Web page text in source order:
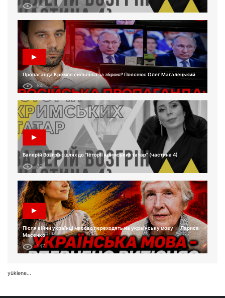
64
Пропаганда Кремля сильніша за зброю? Пояснює Олег Магалецький
84
Валерій Возгрін: шлях до “Історії кримських татар” (частина 4)
72
Після війни українці масово переходять на українську мову — Лариса
Масенко
147
yüklene...